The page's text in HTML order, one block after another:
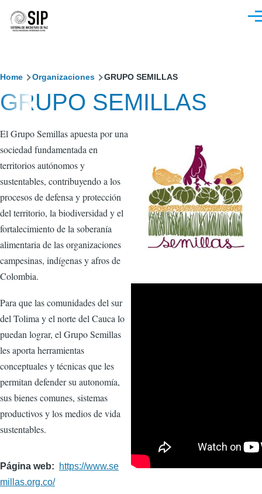
Sobrescribir
enlaces
ayuda
a
la
navegación
Home Organizaciones GRUPO SEMILLAS
GRUPO SEMILLAS
El Grupo Semillas apuesta por una
sociedad fundamentada en
territorios autónomos y
sustentables, contribuyendo a los
procesos de defensa y protección
del territorio, la biodiversidad y el
fortalecimiento de la soberanía
alimentaria de las organizaciones
campesinas, indígenas y afros de
Colombia.
Para que las comunidades del sur
del Tolima y el norte del Cauca lo
puedan lograr, el Grupo Semillas
les aporta herramientas
conceptuales y técnicas que les
permitan defender su autonomía,
sus bienes comunes, sistemas
productivos y los medios de vida
sustentables.
Página web
https://www.se
millas.org.co/